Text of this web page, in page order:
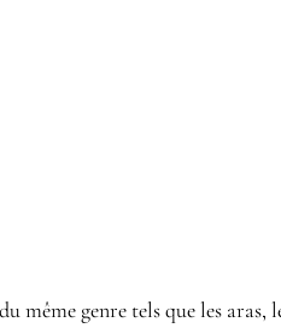
même genre tels que les aras,